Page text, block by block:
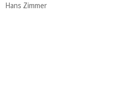
Hans Zimmer